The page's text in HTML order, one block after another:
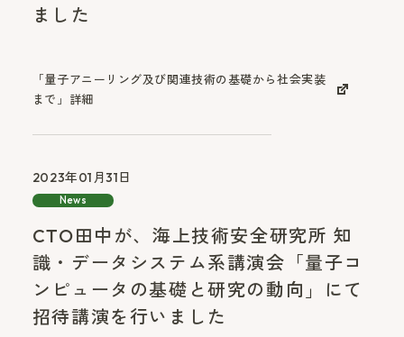
ました
「量子アニーリング及び関連技術の基礎から社会実装
まで」詳細
2023年01月31日
News
CTO田中が、海上技術安全研究所 知
識・データシステム系講演会「量子コ
ンピュータの基礎と研究の動向」にて
招待講演を行いました